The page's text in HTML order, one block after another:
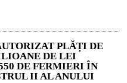
PLĂȚI DE
DE LEI
DE FERMIERI ÎN
II AL ANULUI